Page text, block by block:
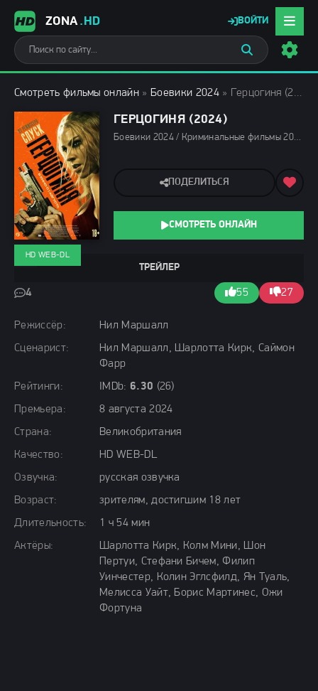
ZONA.HD ВОЙТИ
Смотреть фильмы онлайн » Боевики 2024» Герцогиня (2024)
ГЕРЦОГИНЯ (2024)
Боевики 2024 / Криминальные фильмы 2024 / Зарубежные фильмы 2024 / Новинки кино 2024 / Последние фильмы 2024 / Фильмы лета 2024 / Фильмы 2024 / Популярные фильмы / Смотреть фильмы онлайн
Режиссёр:
Нил Маршалл
Сценарист:
Нил Маршалл, Шарлотта Кирк, Саймон
Фарр
Рейтинги:
IMDb: 6.30 (26)
Премьера:
8 августа 2024
Страна:
Великобритания
Качество:
HD WEB-DL
Озвучка:
русская озвучка
Возраст:
зрителям, достигшим 18 лет
Длительность:
1 ч 54 мин
Актёры:
Шарлотта Кирк, Колм Мини, Шон
Пертуи, Стефани Бичем, Филип
Уинчестер, Колин Эглсфилд, Ян Туаль,
Мелисса Уайт, Борис Мартинес, Ожи
Фортуна
ТРЕЙЛЕР
4 55 27
HD WEB-DL
ПОДЕЛИТЬСЯ
СМОТРЕТЬ ОНЛАЙН